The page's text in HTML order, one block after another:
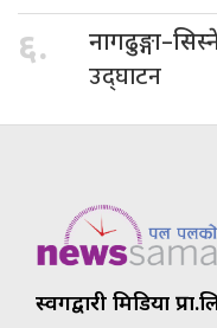
६.
उद्घाटन
स्वर्गद्वारी मिडिया